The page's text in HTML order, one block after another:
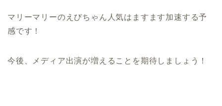
マリーマリーのえびちゃん人気はますます加速する予
感です！
今後、メディア出演が増えることを期待しましょう！